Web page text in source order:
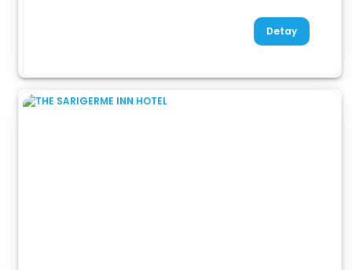
Detay